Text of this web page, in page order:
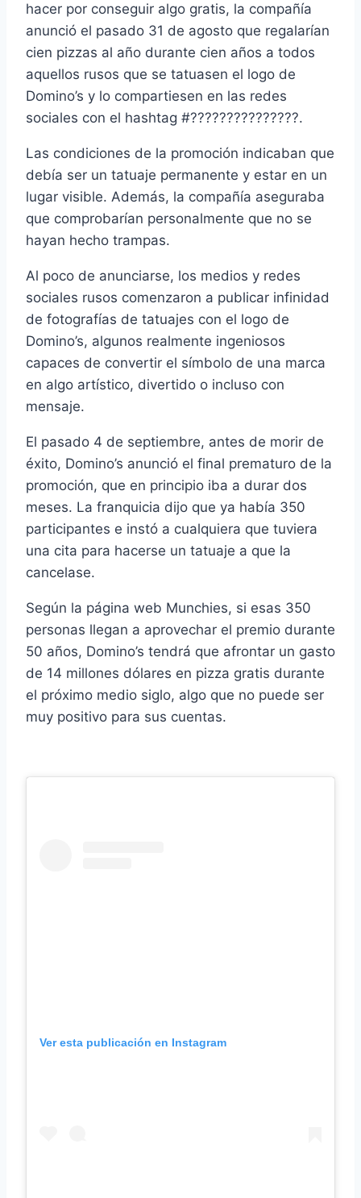
hacer por conseguir algo gratis, la compañía
anunció el pasado 31 de agosto que regalarían
cien pizzas al año durante cien años a todos
aquellos rusos que se tatuasen el logo de
Domino’s y lo compartiesen en las redes
sociales con el hashtag #???????????????.
Las condiciones de la promoción indicaban que
debía ser un tatuaje permanente y estar en un
lugar visible. Además, la compañía aseguraba
que comprobarían personalmente que no se
hayan hecho trampas.
Al poco de anunciarse, los medios y redes
sociales rusos comenzaron a publicar infinidad
de fotografías de tatuajes con el logo de
Domino’s, algunos realmente ingeniosos
capaces de convertir el símbolo de una marca
en algo artístico, divertido o incluso con
mensaje.
El pasado 4 de septiembre, antes de morir de
éxito, Domino’s anunció el final prematuro de la
promoción, que en principio iba a durar dos
meses. La franquicia dijo que ya había 350
participantes e instó a cualquiera que tuviera
una cita para hacerse un tatuaje a que la
cancelase.
Según la página web Munchies, si esas 350
personas llegan a aprovechar el premio durante
50 años, Domino’s tendrá que afrontar un gasto
de 14 millones dólares en pizza gratis durante
el próximo medio siglo, algo que no puede ser
muy positivo para sus cuentas.
Ver esta publicación en Instagram